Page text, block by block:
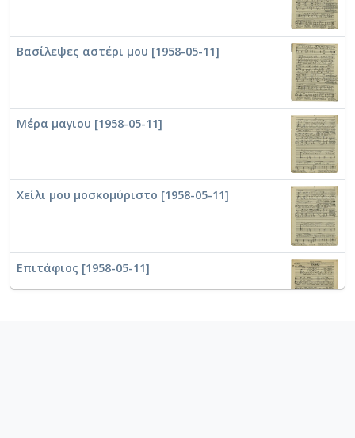
Βασίλεψες αστέρι μου [1958-05-11]
Μέρα μαγιου [1958-05-11]
Χείλι μου μοσκομύριστο [1958-05-11]
Επιτάφιος [1958-05-11]